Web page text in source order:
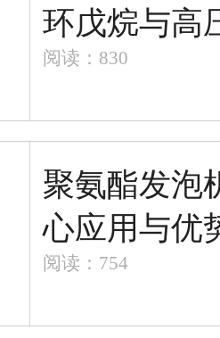
环戊烷与高
阅读：830
聚氨酯发泡
心应用与优
阅读：754